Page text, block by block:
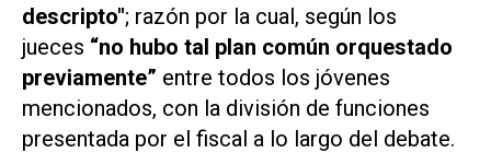
descripto"; razón por la cual, según los
jueces “no hubo tal plan común orquestado
previamente” entre todos los jóvenes
mencionados, con la división de funciones
presentada por el fiscal a lo largo del debate.